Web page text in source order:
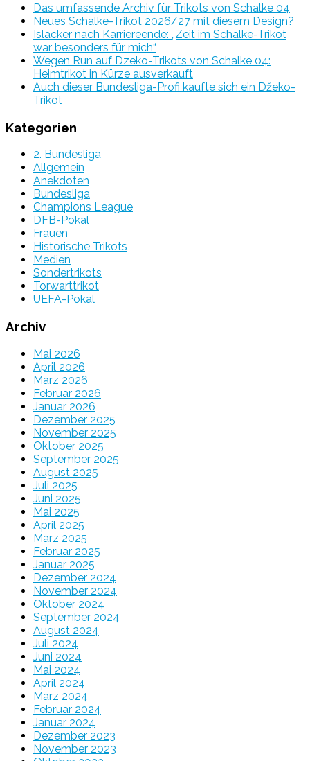
Das umfassende Archiv für Trikots von Schalke 04
Neues Schalke-Trikot 2026/27 mit diesem Design?
Islacker nach Karriereende: „Zeit im Schalke-Trikot
war besonders für mich“
Wegen Run auf Dzeko-Trikots von Schalke 04:
Heimtrikot in Kürze ausverkauft
Auch dieser Bundesliga-Profi kaufte sich ein Džeko-
Trikot
Kategorien
2. Bundesliga
Allgemein
Anekdoten
Bundesliga
Champions League
DFB-Pokal
Frauen
Historische Trikots
Medien
Sondertrikots
Torwarttrikot
UEFA-Pokal
Archiv
Mai 2026
April 2026
März 2026
Februar 2026
Januar 2026
Dezember 2025
November 2025
Oktober 2025
September 2025
August 2025
Juli 2025
Juni 2025
Mai 2025
April 2025
März 2025
Februar 2025
Januar 2025
Dezember 2024
November 2024
Oktober 2024
September 2024
August 2024
Juli 2024
Juni 2024
Mai 2024
April 2024
März 2024
Februar 2024
Januar 2024
Dezember 2023
November 2023